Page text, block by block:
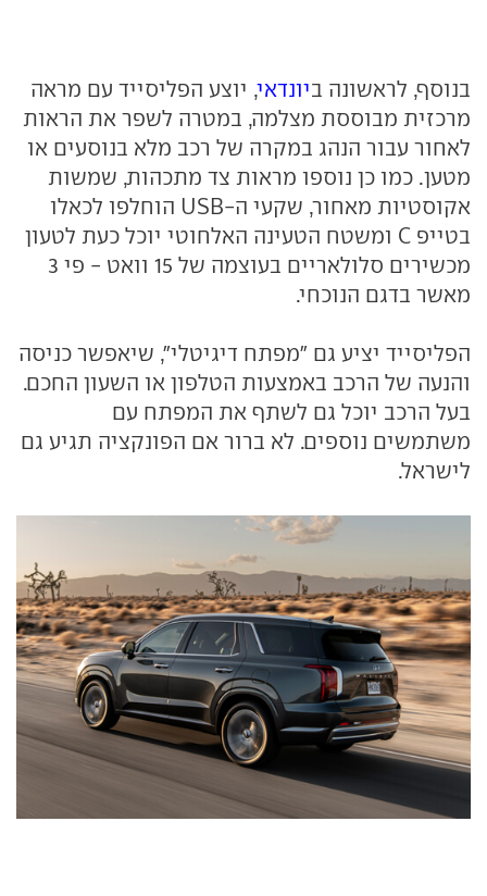
בנוסף, לראשונה ביונדאי, יוצע הפליסייד עם מראה
מרכזית מבוססת מצלמה, במטרה לשפר את הראות
לאחור עבור הנהג במקרה של רכב מלא בנוסעים או
מטען. כמו כן נוספו מראות צד מתכהות, שמשות
אקוסטיות מאחור, שקעי ה-USB הוחלפו לכאלו
בטייפ C ומשטח הטעינה האלחוטי יוכל כעת לטעון
מכשירים סלולאריים בעוצמה של 15 וואט - פי 3
מאשר בדגם הנוכחי.
הפליסייד יציע גם "מפתח דיגיטלי", שיאפשר כניסה
והנעה של הרכב באמצעות הטלפון או השעון החכם.
בעל הרכב יוכל גם לשתף את המפתח עם
משתמשים נוספים. לא ברור אם הפונקציה תגיע גם
לישראל.